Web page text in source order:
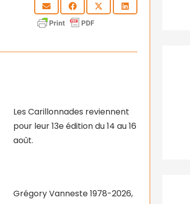
Les Carillonnades reviennent
pour leur 13e édition du 14 au 16
août.
Grégory Vanneste 1978-2026,